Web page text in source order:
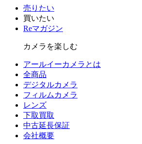
売りたい
買いたい
Reマガジン
カメラを楽しむ
アールイーカメラとは
全商品
デジタルカメラ
フィルム カメラ
レンズ
下取買取
中古延長保証
会社概要